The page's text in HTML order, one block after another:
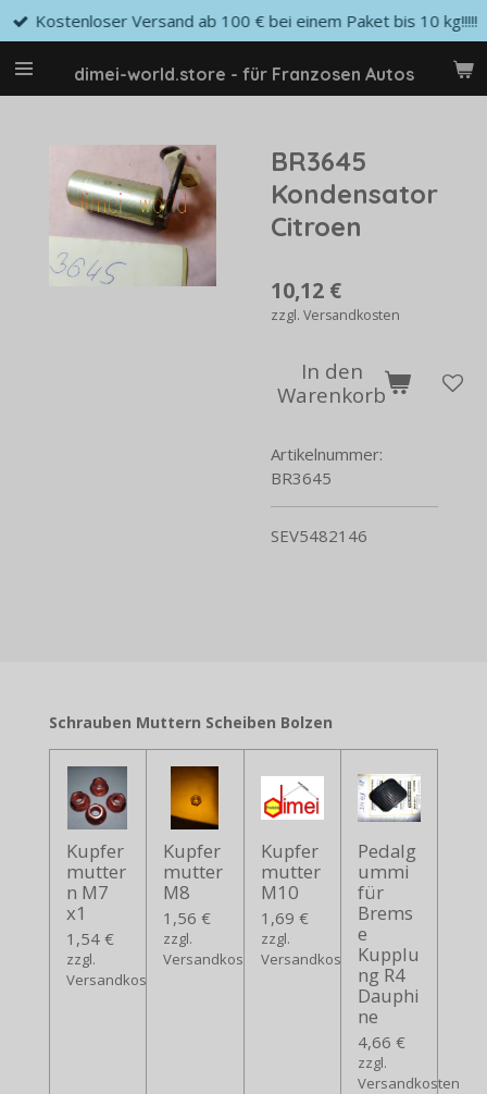
Zum
Hauptinhalt
springendimei-world.store - für Franzosen Autos
Kostenloser Versand ab 100 € bei einem Paket bis 10 kg!!!!!
BR3645
Kondensator
Citroen
10,12 €
zzgl. Versandkosten
In den
Warenkorb
Artikelnummer:
BR3645
SEV5482146
Schrauben Muttern Scheiben Bolzen
Kupfer
mutter
n M7
x1
1,54 €
zzgl.
Versandkosten
Kupfer
mutter
M8
1,56 €
zzgl.
Versandkosten
Kupfer
mutter
M10
1,69 €
zzgl.
Versandkosten
Pedalg
ummi
für
Brems
e
Kupplu
ng R4
Dauphi
ne
4,66 €
zzgl.
Versandkosten